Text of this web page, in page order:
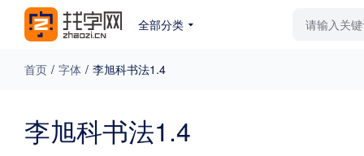
全部分类
免费下载 收费下载
首页 / 字体 / 李旭科书法1.4
李旭科书法1.4